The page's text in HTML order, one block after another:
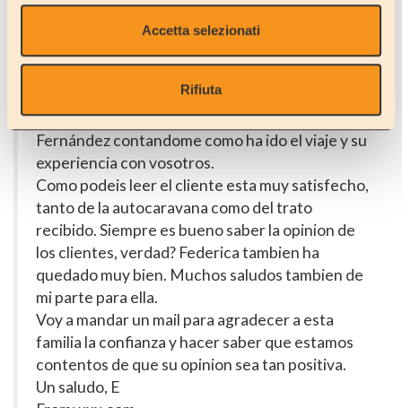
Accetta selezionati
Rifiuta
Spain
Aqui abajo veras un mail del Sr. Jose Luis
Fernández contandome como ha ido el viaje y su
experiencia con vosotros.
Como podeis leer el cliente esta muy satisfecho,
tanto de la autocaravana como del trato
recibido. Siempre es bueno saber la opinion de
los clientes, verdad? Federica tambien ha
quedado muy bien. Muchos saludos tambien de
mi parte para ella.
Voy a mandar un mail para agradecer a esta
familia la confianza y hacer saber que estamos
contentos de que su opinion sea tan positiva.
Un saludo, E